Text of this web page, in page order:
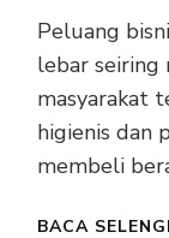
Peluang
lebar seiring
masyarakat
higienis dan
membeli
BACA